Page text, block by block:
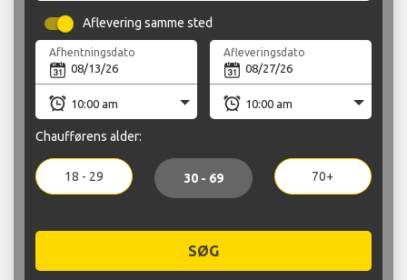
Aflevering samme sted
Afhentningsdato Afleveringsdato
Chaufførens alder:
18 - 29 30 - 69 70+
SØG